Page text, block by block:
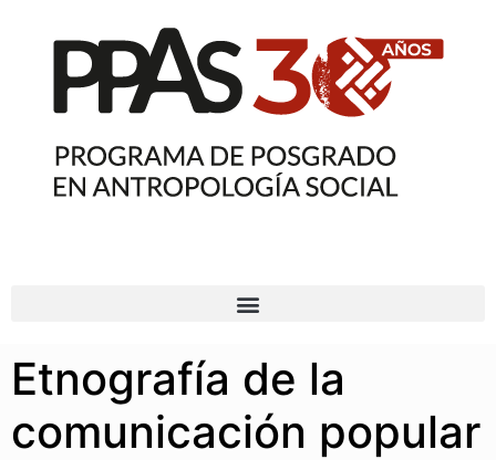
Etnografía de la
comunicación popular